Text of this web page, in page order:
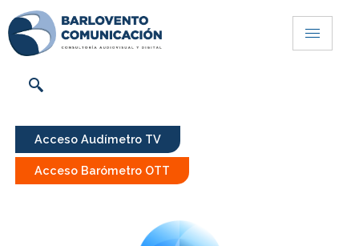
Acceso Audímetro TV
Acceso Barómetro OTT